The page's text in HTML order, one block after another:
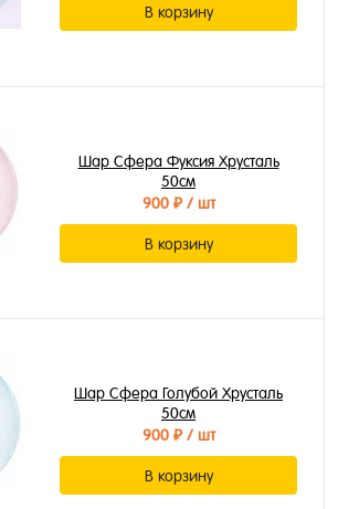
В корзину
Шар Сфера Фуксия Хрусталь
50см
900 ₽/ шт
В корзину
Шар Сфера Голубой Хрусталь
50см
900 ₽/ шт
В корзину